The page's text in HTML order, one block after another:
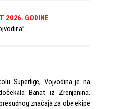
2026. GODINE
Superlige, Vojvodina je na
Banat iz Zrenjanina.
značaja za obe ekipe